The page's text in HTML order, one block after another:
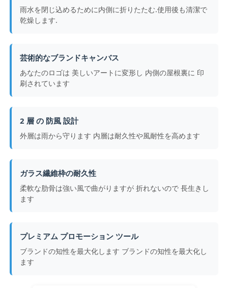
製品
企業情報
会社案内
品質管理
ニュース
見積依頼
雨水を閉じ込めるために内側に折りたたむ.使用後も清潔で
乾燥します.
芸術的なブランドキャンバス
あなたのロゴは 美しいアートに変形し 内側の屋根裏に 印
刷されています
2 層 の 防風 設計
外層は雨から守ります 内層は耐久性や風耐性を高めます
ガラス繊維枠の耐久性
柔軟な肋骨は強い風で曲がりますが 折れないので 長生きし
ます
プレミアム プロモーション ツール
ブランドの知性を最大化します ブランドの知性を最大化し
ます